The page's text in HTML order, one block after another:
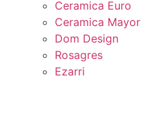
Ceramica Euro
Ceramica Mayor
Dom Design
Rosagres
Ezarri